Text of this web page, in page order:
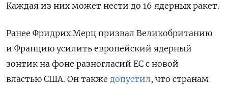
Каждая из них может нести до 16 ядерных ракет.
Ранее Фридрих Мерц призвал Великобританию
и Францию усилить европейский ядерный
зонтик на фоне разногласий ЕС с новой
властью США. Он также допустил, что странам